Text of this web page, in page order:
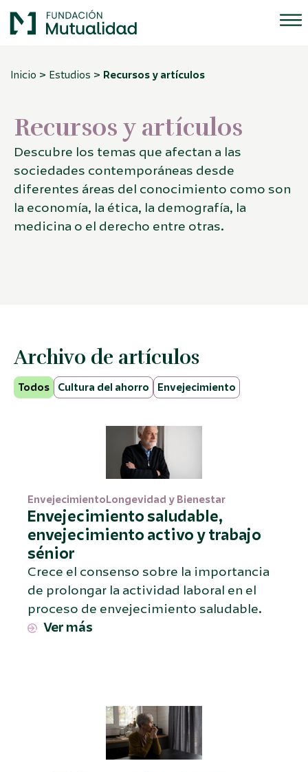
Inicio > Estudios > Recursos y artículos
Recursos y artículos
Descubre los temas que afectan a las
sociedades contemporáneas desde
diferentes áreas del conocimiento como son
la economía, la ética, la demografía, la
medicina o el derecho entre otras.
Archivo de artículos
Cultura del ahorro Envejecimiento
Todos
EnvejecimientoLongevidad y Bienestar
Envejecimiento saludable,
envejecimiento activo y trabajo
sénior
Crece el consenso sobre la importancia
de prolongar la actividad laboral en el
proceso de envejecimiento saludable.
Ver más